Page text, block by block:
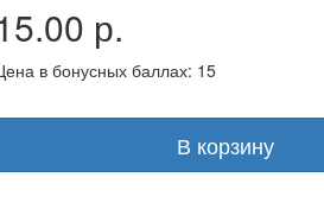
р.
в бонусных баллах: 15
В корзину